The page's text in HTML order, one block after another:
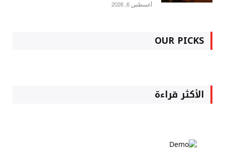
أغسطس 6, 2026
OUR PICKS
الأكثر قراءة